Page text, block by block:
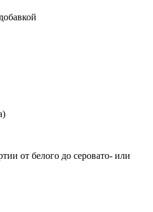
от белого до серовато- или